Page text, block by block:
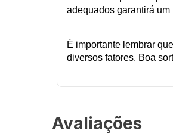
adequados garantirá
É importante lembrar
diversos fatores. Boa
Avaliações